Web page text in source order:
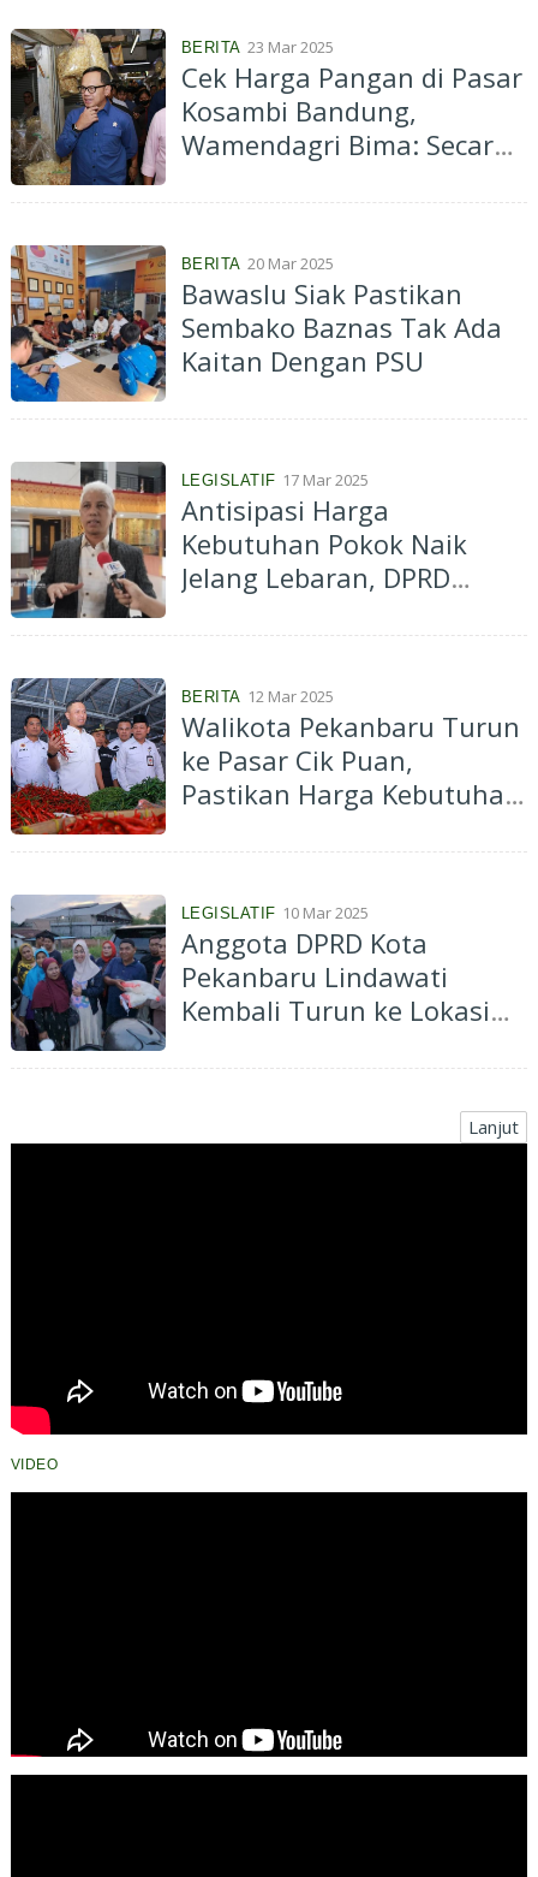
BERITA 23 Mar 2025
Cek Harga Pangan di Pasar
Kosambi Bandung,
Wamendagri Bima: Secara
Gejolak Harga
BERITA 20 Mar 2025
Bawaslu Siak Pastikan
Sembako Baznas Tak Ada
Kaitan Dengan PSU
LEGISLATIF 17 Mar 2025
Antisipasi Harga
Kebutuhan Pokok Naik
Jelang Lebaran, DPRD
GPM Diperluas
BERITA 12 Mar 2025
Walikota Pekanbaru Turun
ke Pasar Cik Puan,
Pastikan Harga Kebutuhan
LEGISLATIF 10 Mar 2025
Anggota DPRD Kota
Pekanbaru Lindawati
Kembali Turun ke Lokasi
Sembako
Lanjut
VIDEO